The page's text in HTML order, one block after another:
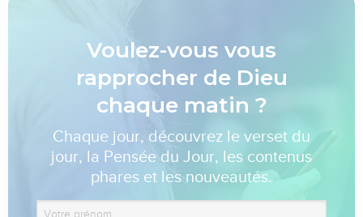
Voulez-vous vous
rapprocher de Dieu
chaque matin ?
Chaque jour, découvrez le verset du
jour, la Pensée du Jour, les contenus
phares et les nouveautés.